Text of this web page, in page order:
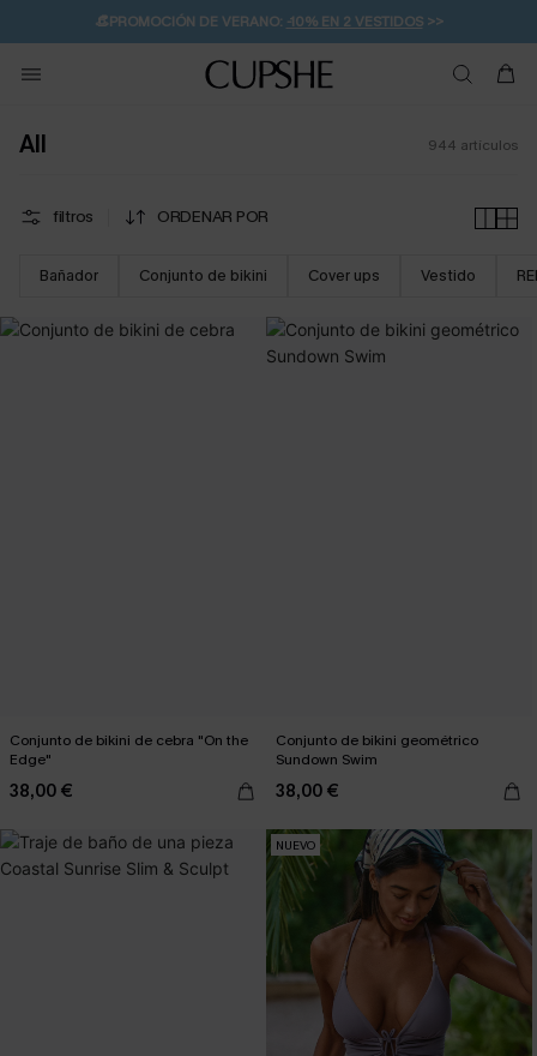
👒PROMOCIÓN DE VERANO: -10% EN 2 VESTIDOS>>
💌¡SUSCRIBIRSE & GANAR -10% EXTRA!
🚚ENVÍO GRATUITO A PARTIR DE 49 € >>
All 944 artículos
filtros ORDENAR POR
Bañador Conjunto de bikini Cover ups Vestido
Conjunto de bikini de cebra "On the
Edge"
38,00 €
Conjunto de bikini geométrico
Sundown Swim
38,00 €
NUEVO